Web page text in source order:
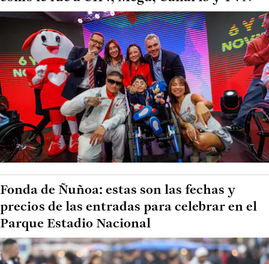
Fonda de Ñuñoa: estas son las fechas y
precios de las entradas para celebrar en el
Parque Estadio Nacional